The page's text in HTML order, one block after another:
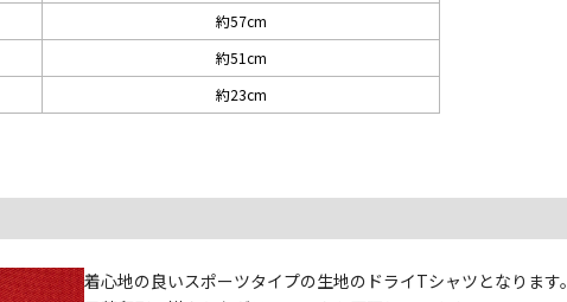
約57cm
約51cm
約23cm
着心地の良いスポーツタイプの生地のドライTシャツとなります。